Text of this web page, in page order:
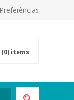
Preferências
(0) items